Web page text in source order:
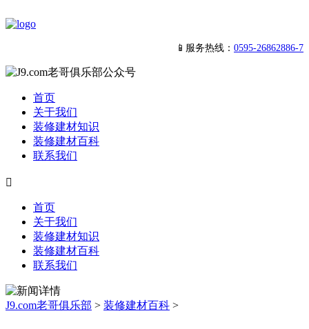
📱服务热线： 0595-26862886-7
首页
关于我们
装修建材知识
装修建材百科
联系我们

首页
关于我们
装修建材知识
装修建材百科
联系我们
J9.com老哥俱乐部 > 装修建材百科 >